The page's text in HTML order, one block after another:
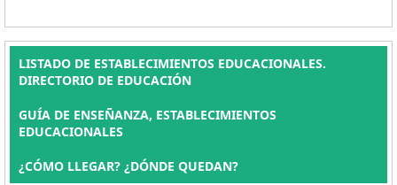
LISTADO DE ESTABLECIMIENTOS EDUCACIONALES.
DIRECTORIO DE EDUCACIÓN
GUÍA DE ENSEÑANZA, ESTABLECIMIENTOS
EDUCACIONALES
¿CÓMO LLEGAR? ¿DÓNDE QUEDAN?